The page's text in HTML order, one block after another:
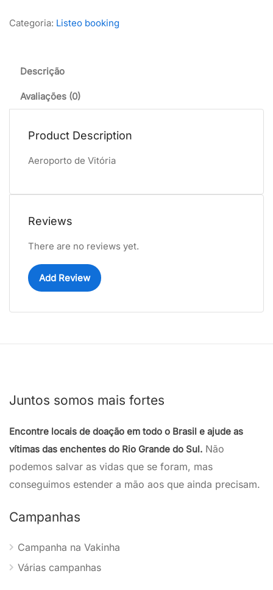
Categoria: Listeo booking
Descrição
Avaliações (0)
Product Description
Aeroporto de Vitória
Reviews
There are no reviews yet.
Add Review
Juntos somos mais fortes
Encontre locais de doação em todo o Brasil e ajude as
vítimas das enchentes do Rio Grande do Sul. Não
podemos salvar as vidas que se foram, mas
conseguimos estender a mão aos que ainda precisam.
Campanhas
Campanha na Vakinha
Várias campanhas